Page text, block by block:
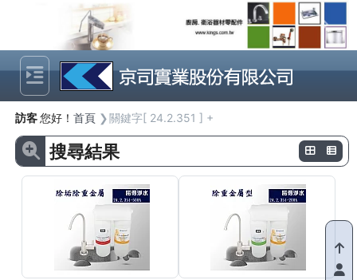
Previous Next
訪客您好！ 首頁 關鍵字[ 24.2.351 ] +
搜尋結果